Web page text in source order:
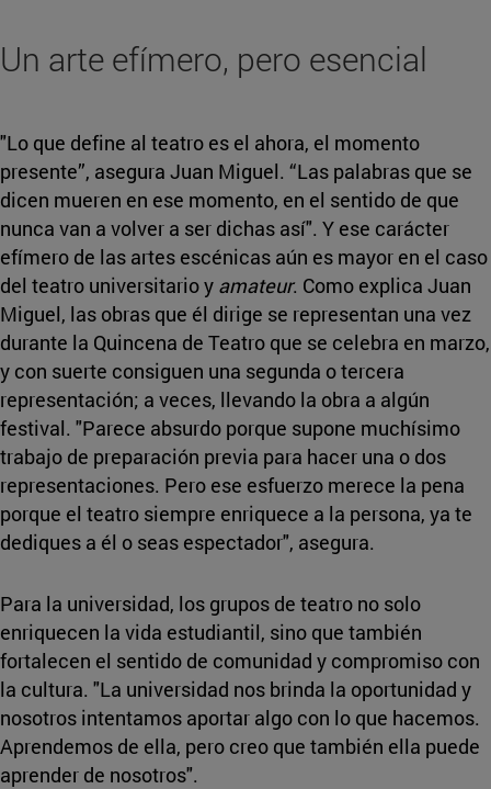
Un arte efímero, pero esencial
"Lo que define al teatro es el ahora, el momento
presente”, asegura Juan Miguel. “Las palabras que se
dicen mueren en ese momento, en el sentido de que
nunca van a volver a ser dichas así". Y ese carácter
efímero de las artes escénicas aún es mayor en el caso
del teatro universitario y amateur. Como explica Juan
Miguel, las obras que él dirige se representan una vez
durante la Quincena de Teatro que se celebra en marzo,
y con suerte consiguen una segunda o tercera
representación; a veces, llevando la obra a algún
festival. "Parece absurdo porque supone muchísimo
trabajo de preparación previa para hacer una o dos
representaciones. Pero ese esfuerzo merece la pena
porque el teatro siempre enriquece a la persona, ya te
dediques a él o seas espectador", asegura.
Para la universidad, los grupos de teatro no solo
enriquecen la vida estudiantil, sino que también
fortalecen el sentido de comunidad y compromiso con
la cultura. "La universidad nos brinda la oportunidad y
nosotros intentamos aportar algo con lo que hacemos.
Aprendemos de ella, pero creo que también ella puede
aprender de nosotros".